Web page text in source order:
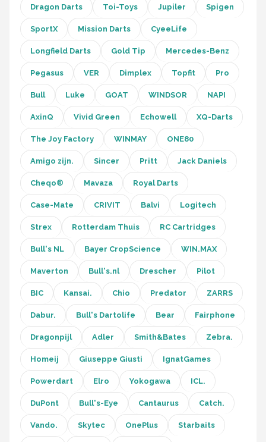
Dragon Darts Toi-Toys Jupiler Spigen
SportX Mission Darts CyeeLife
Longfield Darts Gold Tip Mercedes-Benz
Pegasus VER Dimplex Topfit Pro
Bull Luke GOAT WINDSOR NAPI
AxinQ Vivid Green Echowell XQ-Darts
The Joy Factory WINMAY ONE80
Amigo zijn. Sincer Pritt Jack Daniels
Cheqo® Mavaza Royal Darts
Case-Mate CRIVIT Balvi Logitech
Strex Rotterdam Thuis RC Cartridges
Bull's NL Bayer CropScience WIN.MAX
Maverton Bull's.nl Drescher Pilot
BIC Kansai. Chio Predator ZARRS
Dabur. Bull's Dartolife Bear Fairphone
Dragonpijl Adler Smith&Bates Zebra.
Homeij Giuseppe Giusti IgnatGames
Powerdart Elro Yokogawa ICL.
DuPont Bull's-Eye Cantaurus Catch.
Vando. Skytec OnePlus Starbaits